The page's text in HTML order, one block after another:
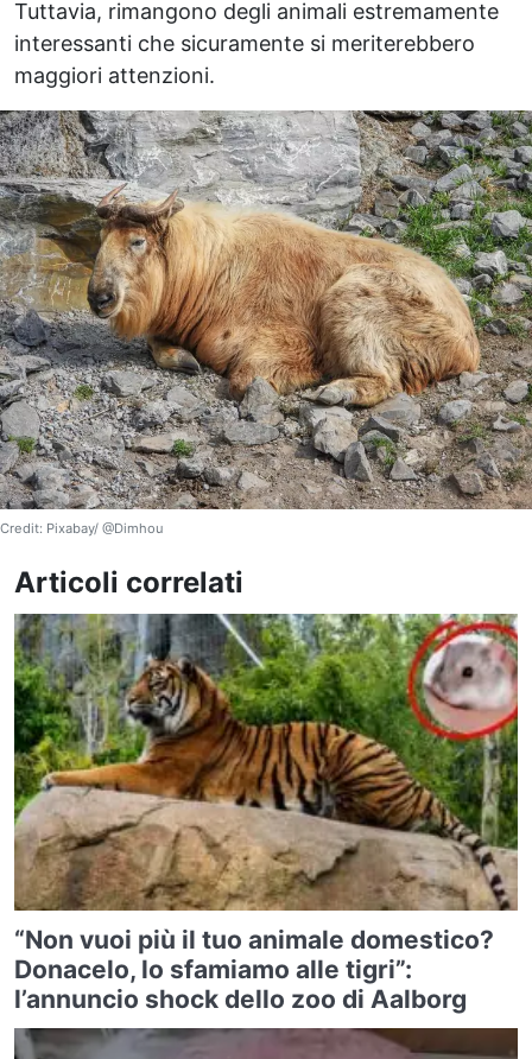
Tuttavia, rimangono degli animali estremamente
interessanti che sicuramente si meriterebbero
maggiori attenzioni.
Credit: Pixabay/ @Dimhou
Articoli correlati
“Non vuoi più il tuo animale domestico?
Donacelo, lo sfamiamo alle tigri”:
l’annuncio shock dello zoo di Aalborg